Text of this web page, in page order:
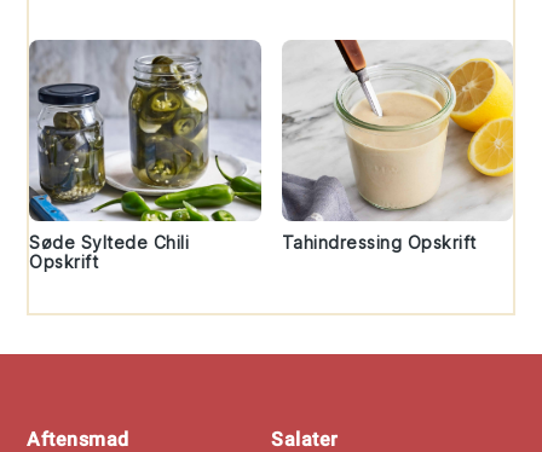
Søde Syltede Chili
Opskrift
Tahindressing Opskrift
Aftensmad
Salater